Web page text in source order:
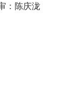
：陈庆泷